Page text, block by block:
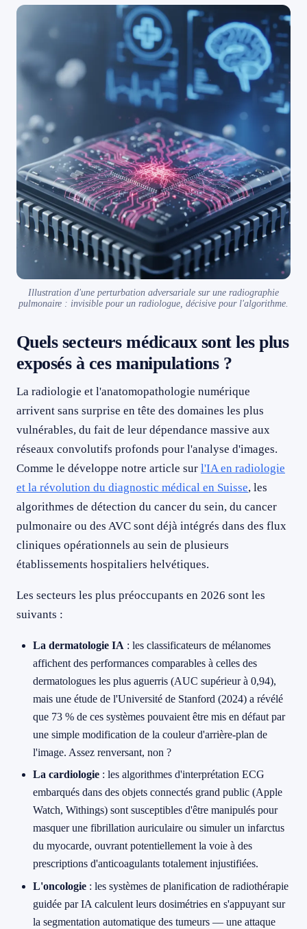
Illustration d'une perturbation adversariale sur une radiographie
pulmonaire : invisible pour un radiologue, décisive pour l'algorithme.
Quels secteurs médicaux sont les plus
exposés à ces manipulations ?
La radiologie et l'anatomopathologie numérique
arrivent sans surprise en tête des domaines les plus
vulnérables, du fait de leur dépendance massive aux
réseaux convolutifs profonds pour l'analyse d'images.
Comme le développe notre article sur l'IA en radiologie
et la révolution du diagnostic médical en Suisse, les
algorithmes de détection du cancer du sein, du cancer
pulmonaire ou des AVC sont déjà intégrés dans des flux
cliniques opérationnels au sein de plusieurs
établissements hospitaliers helvétiques.
Les secteurs les plus préoccupants en 2026 sont les
suivants :
La dermatologie IA : les classificateurs de mélanomes
affichent des performances comparables à celles des
dermatologues les plus aguerris (AUC supérieur à 0,94),
mais une étude de l'Université de Stanford (2024) a révélé
que 73 % de ces systèmes pouvaient être mis en défaut par
une simple modification de la couleur d'arrière-plan de
l'image. Assez renversant, non ?
La cardiologie : les algorithmes d'interprétation ECG
embarqués dans des objets connectés grand public (Apple
Watch, Withings) sont susceptibles d'être manipulés pour
masquer une fibrillation auriculaire ou simuler un infarctus
du myocarde, ouvrant potentiellement la voie à des
prescriptions d'anticoagulants totalement injustifiées.
L'oncologie : les systèmes de planification de radiothérapie
guidée par IA calculent leurs dosimétries en s'appuyant sur
la segmentation automatique des tumeurs — une attaque